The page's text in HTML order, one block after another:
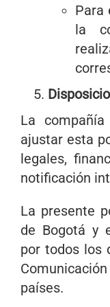
Para
la
La
ajustar esta
legales,
notificación
La presente
de Bogotá y
por todos los
países.